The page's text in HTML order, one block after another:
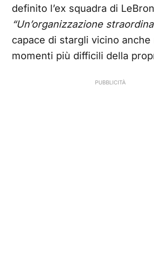
definito l’ex squadra di
“Un’organizzazione
capace di stargli vicino anche
momenti più difficili della